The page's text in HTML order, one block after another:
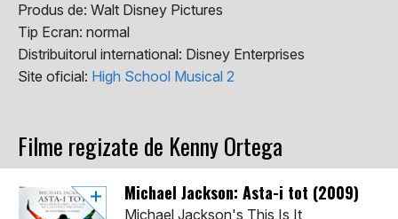
Produs de: Walt Disney Pictures
Tip Ecran: normal
Distribuitorul international: Disney Enterprises
Site oficial: High School Musical 2
Filme regizate de Kenny Ortega
Michael Jackson: Asta-i tot (2009)
Michael Jackson's This Is It